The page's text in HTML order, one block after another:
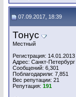
07.09.2017, 18:39
Тонус
Местный
Регистрация: 14.01.2013
Адрес: Санкт-Петербург
Сообщений: 6,301
Поблагодарили: 7,851
Вес репутации: 21
Репутация: 191